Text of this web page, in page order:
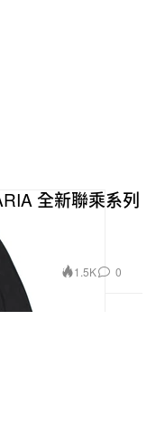
全新聯乘系列
1.5K 0